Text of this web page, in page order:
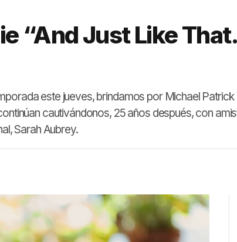
“And Just Like
este jueves, brindamos por Michael
cautivándonos, 25 años después, con
Sarah Aubrey.